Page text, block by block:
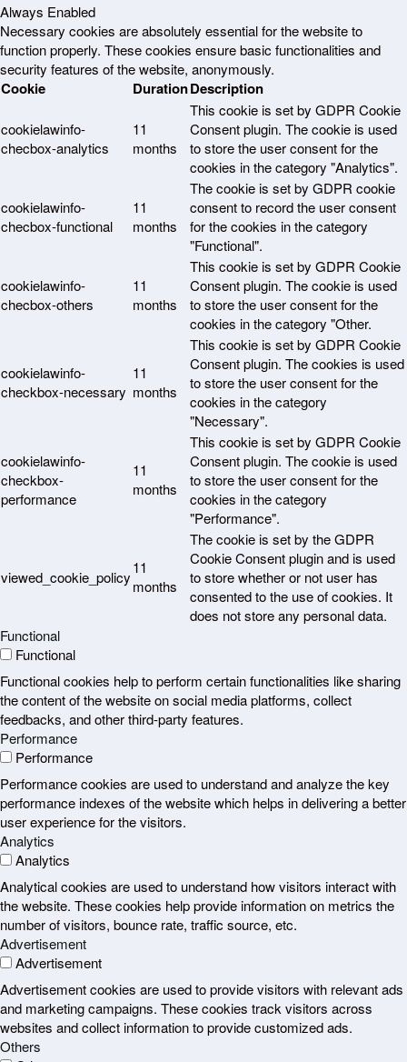
Always Enabled
Necessary cookies are absolutely essential for the website to
function properly. These cookies ensure basic functionalities and
security features of the website, anonymously.
Cookie DurationDescription
cookielawinfo-
checbox-analytics
11
months
This cookie is set by GDPR Cookie
Consent plugin. The cookie is used
to store the user consent for the
cookies in the category "Analytics".
cookielawinfo-
checbox-functional
11
months
The cookie is set by GDPR cookie
consent to record the user consent
for the cookies in the category
"Functional".
cookielawinfo-
checbox-others
11
months
This cookie is set by GDPR Cookie
Consent plugin. The cookie is used
to store the user consent for the
cookies in the category "Other.
cookielawinfo-
checkbox-necessary
11
months
This cookie is set by GDPR Cookie
Consent plugin. The cookies is used
to store the user consent for the
cookies in the category
"Necessary".
cookielawinfo-
checkbox-
performance
11
months
This cookie is set by GDPR Cookie
Consent plugin. The cookie is used
to store the user consent for the
cookies in the category
"Performance".
viewed_cookie_policy
11
months
The cookie is set by the GDPR
Cookie Consent plugin and is used
to store whether or not user has
consented to the use of cookies. It
does not store any personal data.
Functional
Functional
Functional cookies help to perform certain functionalities like sharing
the content of the website on social media platforms, collect
feedbacks, and other third-party features.
Performance
Performance
Performance cookies are used to understand and analyze the key
performance indexes of the website which helps in delivering a better
user experience for the visitors.
Analytics
Analytics
Analytical cookies are used to understand how visitors interact with
the website. These cookies help provide information on metrics the
number of visitors, bounce rate, traffic source, etc.
Advertisement
Advertisement
Advertisement cookies are used to provide visitors with relevant ads
and marketing campaigns. These cookies track visitors across
websites and collect information to provide customized ads.
Others